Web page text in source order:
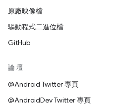
原廠映像檔
驅動程式二進位檔
GitHub
論壇
@Android Twitter 專頁
@AndroidDev Twitter 專頁